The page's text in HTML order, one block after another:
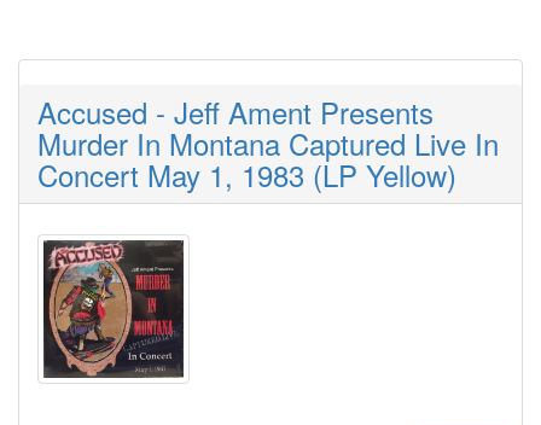
Accused - Jeff Ament Presents
Murder In Montana Captured Live In
Concert May 1, 1983 (LP Yellow)